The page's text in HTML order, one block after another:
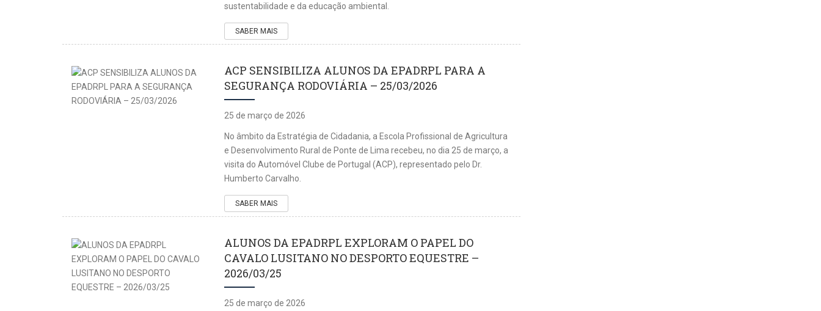
sustentabilidade e da educação ambiental.
SABER MAIS
ACP SENSIBILIZA ALUNOS DA EPADRPL PARA A
SEGURANÇA RODOVIÁRIA – 25/03/2026
25 de março de 2026
No âmbito da Estratégia de Cidadania, a Escola Profissional de Agricultura
e Desenvolvimento Rural de Ponte de Lima recebeu, no dia 25 de março, a
visita do Automóvel Clube de Portugal (ACP), representado pelo Dr.
Humberto Carvalho.
SABER MAIS
ALUNOS DA EPADRPL EXPLORAM O PAPEL DO
CAVALO LUSITANO NO DESPORTO EQUESTRE –
2026/03/25
25 de março de 2026